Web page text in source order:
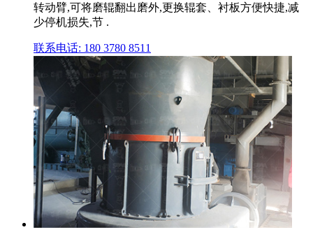
转动臂,可将磨辊翻出磨外,更换辊套、衬板方便快捷,减
少停机损失,节 .
联系电话: 180 3780 8511